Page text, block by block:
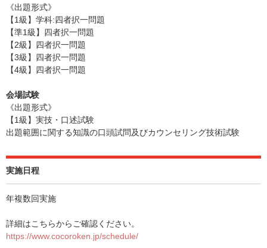
《出題形式》
【1級】学科:四者択一問題
【準1級】四者択一問題
【2級】四者択一問題
【3級】四者択一問題
【4級】四者択一問題
会場試験
《出題形式》
【1級】実技・口述試験
出題範囲に関する知識の口頭試問及びカウンセリング技術試験
実施日程
年複数回実施
詳細はこちらからご確認ください。
https://www.cocoroken.jp/schedule/